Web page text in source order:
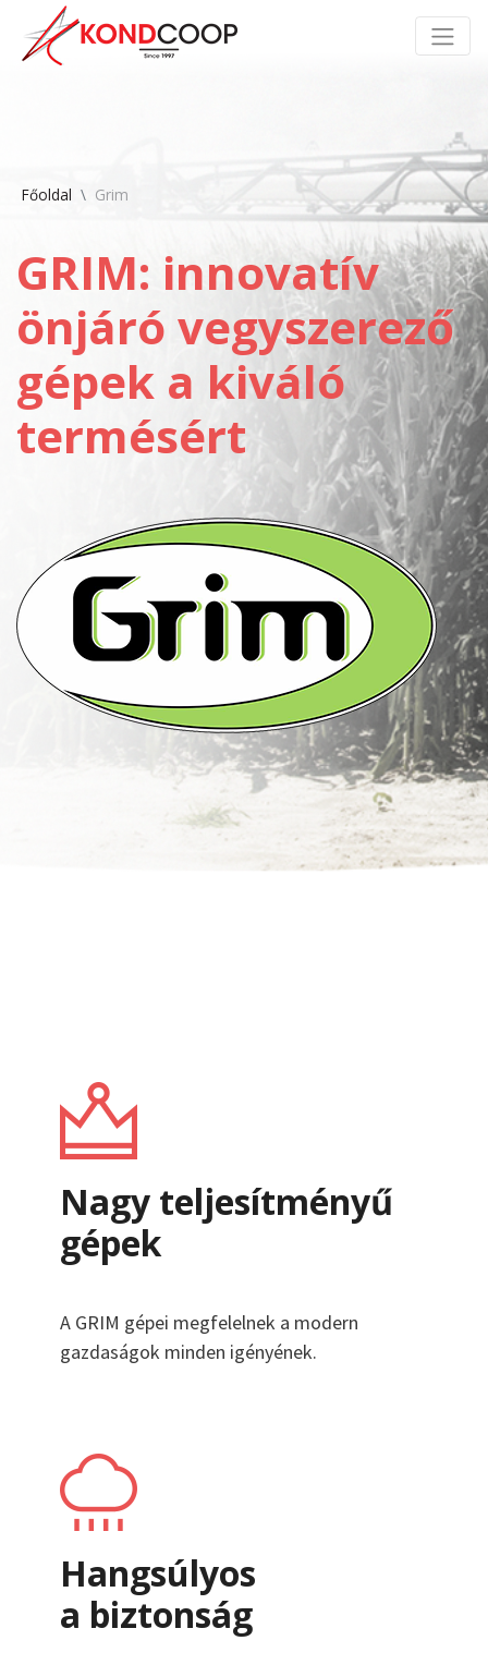
Főoldal Grim
GRIM: innovatív
önjáró vegyszerező
gépek a kiváló
termésért
Nagy teljesítményű
gépek
A GRIM gépei megfelelnek a modern
gazdaságok minden igényének.
Hangsúlyos
a biztonság